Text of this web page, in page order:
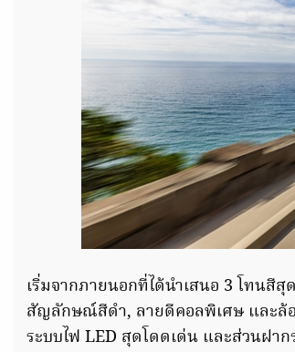
เริ่มจากภายนอกที่ได้นำเสนอ 3 โทนสี
สัญลักษณ์สีดำ, ลายดีคอลพิเศษ และล้
ระบบไฟ LED สุดโดดเด่น และส่วนฝา